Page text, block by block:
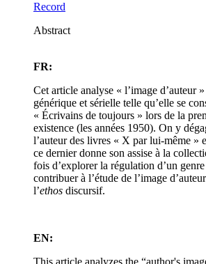
Record
Abstract
FR:
Cet article analyse « l’image d’auteur
générique et sérielle telle qu’elle se
« Écrivains de toujours » lors de la
existence (les années 1950). On y
l’auteur des livres « X par lui-même »
ce dernier donne son assise à la
fois d’explorer la régulation d’un
contribuer à l’étude de l’image
l’ethos discursif.
EN: